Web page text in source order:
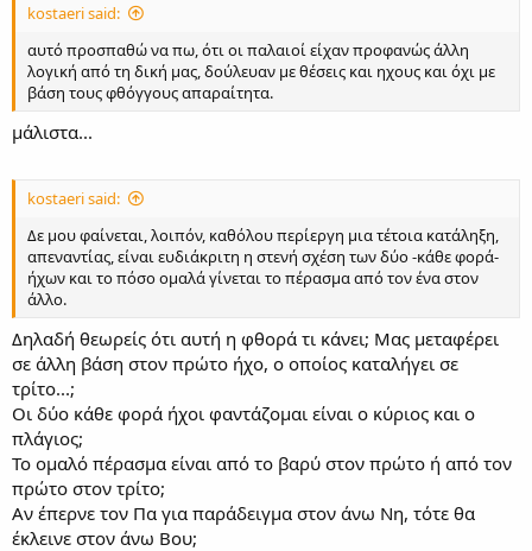
kostaeri said:
αυτό προσπαθώ να πω, ότι οι παλαιοί είχαν προφανώς άλλη
λογική από τη δική μας, δούλευαν με θέσεις και ηχους και όχι με
βάση τους φθόγγους απαραίτητα.
μάλιστα...
kostaeri said:
Δε μου φαίνεται, λοιπόν, καθόλου περίεργη μια τέτοια κατάληξη,
απεναντίας, είναι ευδιάκριτη η στενή σχέση των δύο -κάθε φορά-
ήχων και το πόσο ομαλά γίνεται το πέρασμα από τον ένα στον
άλλο.
Δηλαδή θεωρείς ότι αυτή η φθορά τι κάνει; Μας μεταφέρει
σε άλλη βάση στον πρώτο ήχο, ο οποίος καταλήγει σε
τρίτο...;
Οι δύο κάθε φορά ήχοι φαντάζομαι είναι ο κύριος και ο
πλάγιος;
Το ομαλό πέρασμα είναι από το βαρύ στον πρώτο ή από τον
πρώτο στον τρίτο;
Αν έπερνε τον Πα για παράδειγμα στον άνω Νη, τότε θα
έκλεινε στον άνω Βου;